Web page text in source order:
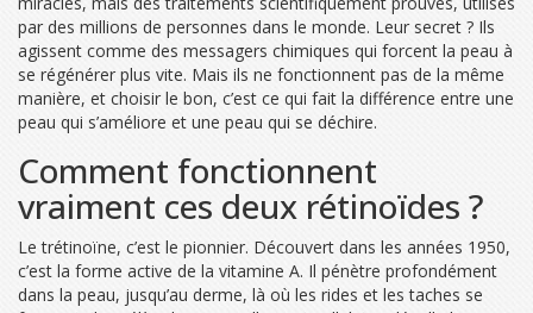
par des millions de personnes dans le monde. Leur secret ? Ils
agissent comme des messagers chimiques qui forcent la peau à
se régénérer plus vite. Mais ils ne fonctionnent pas de la même
manière, et choisir le bon, c’est ce qui fait la différence entre une
peau qui s’améliore et une peau qui se déchire.
Comment fonctionnent
vraiment ces deux rétinoïdes ?
Le trétinoïne, c’est le pionnier. Découvert dans les années 1950,
c’est la forme active de la vitamine A. Il pénètre profondément
dans la peau, jusqu’au derme, là où les rides et les taches se